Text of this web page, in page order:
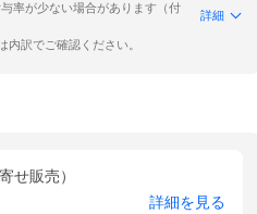
率が少ない場合があります（付
詳細
内訳でご確認ください。
せ販売）
詳細を見る